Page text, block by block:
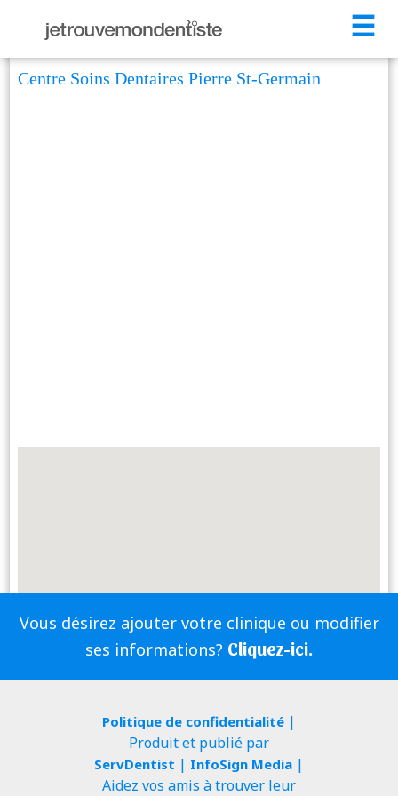
☰
Centre Soins Dentaires Pierre St-Germain
Vous désirez ajouter votre clinique ou modifier
ses informations? Cliquez-ici.
Politique de confidentialité|
Produit et publié par
ServDentist | InfoSign Media|
Aidez vos amis à trouver leur